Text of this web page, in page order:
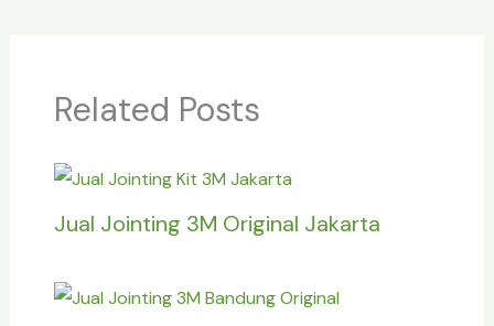
Related Posts
Jual Jointing 3M Original Jakarta